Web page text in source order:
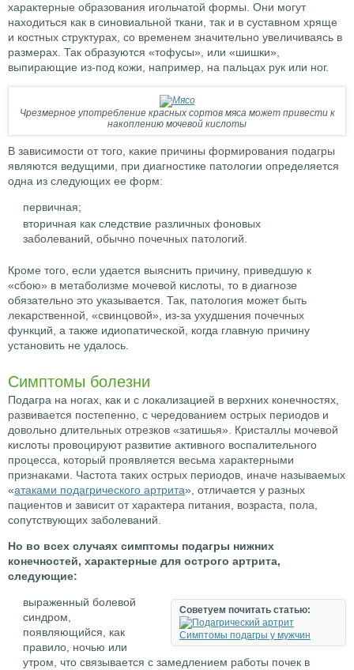
характерные образования игольчатой формы. Они могут
находиться как в синовиальной ткани, так и в суставном хряще
и костных структурах, со временем значительно увеличиваясь в
размерах. Так образуются «тофусы», или «шишки»,
выпирающие из-под кожи, например, на пальцах рук или ног.
Чрезмерное употребление красных сортов мяса может привести к
накоплению мочевой кислоты
В зависимости от того, какие причины формирования подагры
являются ведущими, при диагностике патологии определяется
одна из следующих ее форм:
первичная;
вторичная как следствие различных фоновых
заболеваний, обычно почечных патологий.
Кроме того, если удается выяснить причину, приведшую к
«сбою» в метаболизме мочевой кислоты, то в диагнозе
обязательно это указывается. Так, патология может быть
лекарственной, «свинцовой», из-за ухудшения почечных
функций, а также идиопатической, когда главную причину
установить не удалось.
Симптомы болезни
Подагра на ногах, как и с локализацией в верхних конечностях,
развивается постепенно, с чередованием острых периодов и
довольно длительных отрезков «затишья». Кристаллы мочевой
кислоты провоцируют развитие активного воспалительного
процесса, который проявляется весьма характерными
признаками. Частота таких острых периодов, иначе называемых
«атаками подагрического артрита», отличается у разных
пациентов и зависит от характера питания, возраста, пола,
сопутствующих заболеваний.
Но во всех случаях симптомы подагры нижних
конечностей, характерные для острого артрита,
следующие:
Советуем почитать статью:
Симптомы подагры у мужчин
выраженный болевой
синдром,
появляющийся, как
правило, ночью или
утром, что связывается с замедлением работы почек в